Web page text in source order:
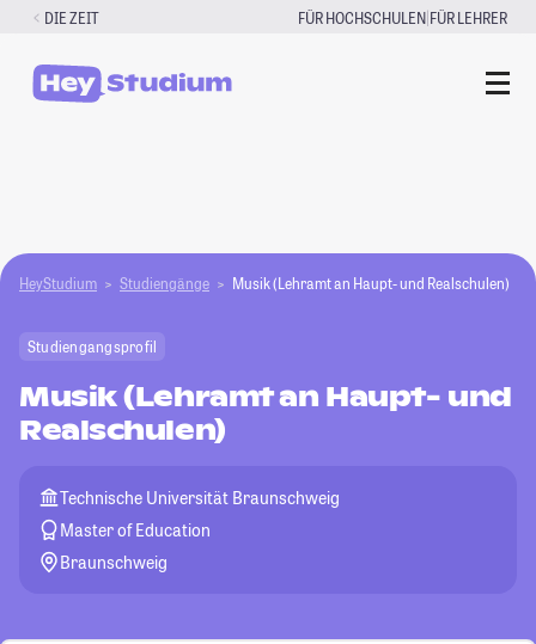
Zum
springen
DIE ZEIT FÜR HOCHSCHULEN|FÜR LEHRER
HeyStudium Studiengänge Musik (Lehramt an Haupt- und Realschulen)
Studiengangsprofil
Musik (Lehramt an Haupt- und
Realschulen)
Technische Universität Braunschweig
Master of Education
Braunschweig